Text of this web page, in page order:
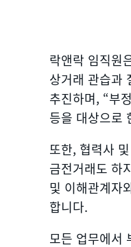
락앤락 임직원
상거래 관습과
추진하며, “부
등을 대상으로
또한, 협력사
금전거래도 하
및 이해관계자
합니다.
모든 업무에서